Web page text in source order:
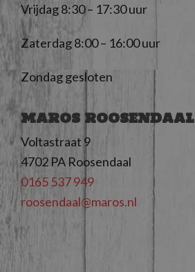
Vrijdag 8:30 – 17:30 uur
Zaterdag 8:00 – 16:00 uur
Zondag gesloten
MAROS ROOSENDAAL
Voltastraat 9
4702 PA Roosendaal
0165 537 949
ln.soram
@laadnesoor